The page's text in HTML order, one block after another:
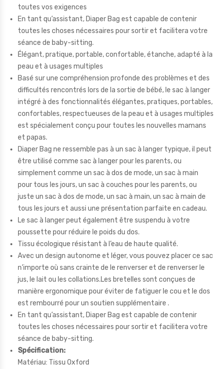
toutes vos exigences
En tant qu’assistant, Diaper Bag est capable de contenir
toutes les choses nécessaires pour sortir et facilitera votre
séance de baby-sitting.
Élégant, pratique, portable, confortable, étanche, adapté à la
peau et à usages multiples
Basé sur une compréhension profonde des problèmes et des
difficultés rencontrés lors de la sortie de bébé, le sac à langer
intégré à des fonctionnalités élégantes, pratiques, portables,
confortables, respectueuses de la peau et à usages multiples
est spécialement conçu pour toutes les nouvelles mamans
et papas.
Diaper Bag ne ressemble pas à un sac à langer typique, il peut
être utilisé comme sac à langer pour les parents, ou
simplement comme un sac à dos de mode, un sac à main
pour tous les jours, un sac à couches pour les parents, ou
juste un sac à dos de mode, un sac à main, un sac à main de
tous les jours et aussi une présentation parfaite en cadeau.
Le sac à langer peut également être suspendu à votre
poussette pour réduire le poids du dos.
Tissu écologique résistant à l’eau de haute qualité.
Avec un design autonome et léger, vous pouvez placer ce sac
n’importe où sans crainte de le renverser et de renverser le
jus, le lait ou les collations.Les bretelles sont conçues de
manière ergonomique pour éviter de fatiguer le cou et le dos
est rembourré pour un soutien supplémentaire .
En tant qu’assistant, Diaper Bag est capable de contenir
toutes les choses nécessaires pour sortir et facilitera votre
séance de baby-sitting.
Spécification:
Matériau: Tissu Oxford